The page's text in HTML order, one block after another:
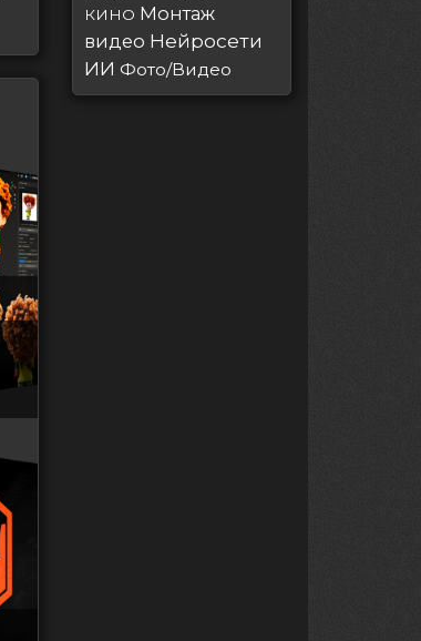
КИНО Монтаж
видео Нейросети
ИИ Фото/Видео